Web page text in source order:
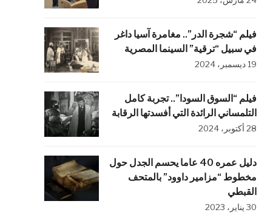
فيلم “شجرة الدر”.. مغامرة آسيا داغر
في سبيل “ترقية” السينما المصرية
19 ديسمبر، 2024
فيلم “السوق السودا”.. تجربة كامل
التلمساني الرائدة التي أفسدتها الرقابة
28 أكتوبر، 2024
دليل عمره 40 عاما يحسم الجدل حول
مخطوط “مزامير داوود” بالمتحف
القبطي
30 يناير، 2023